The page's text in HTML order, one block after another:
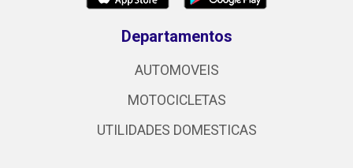
Departamentos
AUTOMOVEIS
MOTOCICLETAS
UTILIDADES DOMESTICAS